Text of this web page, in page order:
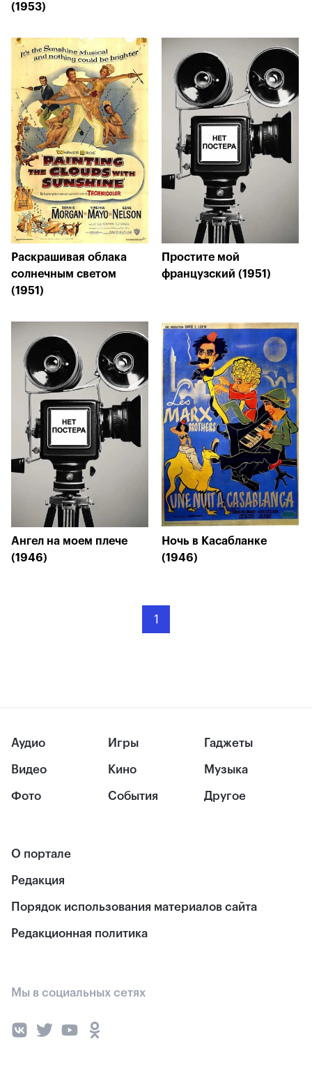
(1953)
Раскрашивая облака
солнечным светом
(1951)
Простите мой
французский (1951)
Ангел на моем плече
(1946)
Ночь в Касабланке
(1946)
1
Аудио
Видео
Фото
Игры
Кино
События
Гаджеты
Музыка
Другое
О портале
Редакция
Порядок использования материалов сайта
Редакционная политика
Мы в социальных сетях